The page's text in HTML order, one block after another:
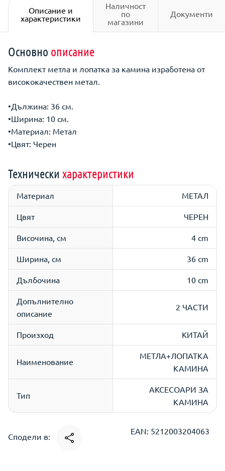
Описание и
характеристики
Наличност
по
магазини
Документи
Основно описание
Комплект метла и лопатка за камина изработена от
висококачествен метал.
•Дължина: 36 см.
•Ширина: 10 см.
•Материал: Метал
•Цвят: Черен
Технически характеристики
Материал МЕТАЛ
Цвят ЧЕРЕН
Височина, см 4 cm
Ширина, см 36 cm
Дълбочина 10 cm
Допълнително
описание
2 ЧАСТИ
Произход КИТАЙ
Наименование
МЕТЛА+ЛОПАТКА
КАМИНА
Тип
АКСЕСОАРИ ЗА
КАМИНА
Сподели в:
EAN: 5212003204063